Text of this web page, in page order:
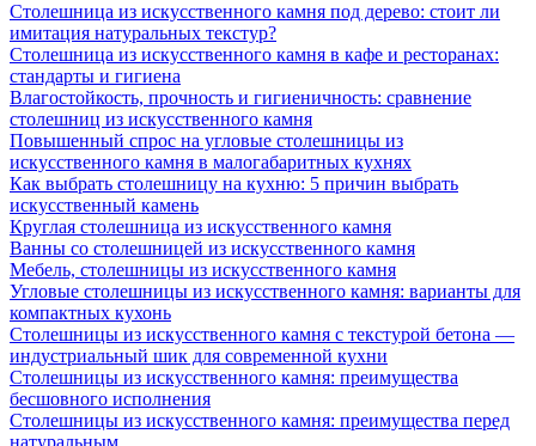
Столешница из искусственного камня под дерево: стоит ли
имитация натуральных текстур?
Столешница из искусственного камня в кафе и ресторанах:
стандарты и гигиена
Влагостойкость, прочность и гигиеничность: сравнение
столешниц из искусственного камня
Повышенный спрос на угловые столешницы из
искусственного камня в малогабаритных кухнях
Как выбрать столешницу на кухню: 5 причин выбрать
искусственный камень
Круглая столешница из искусственного камня
Ванны со столешницей из искусственного камня
Мебель, столешницы из искусственного камня
Угловые столешницы из искусственного камня: варианты для
компактных кухонь
Столешницы из искусственного камня с текстурой бетона —
индустриальный шик для современной кухни
Столешницы из искусственного камня: преимущества
бесшовного исполнения
Столешницы из искусственного камня: преимущества перед